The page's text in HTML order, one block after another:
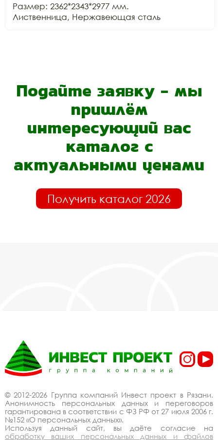
Размер: 2362*2343*2977 мм.
Лиственница, Нержавеющая сталь
Подайте заявку - мы
пришлём
интересующий вас
каталог с
актуальными ценами
Получить каталог 2026
© 2012-2026 Группа компаний Инвест проект в Рязани.
Анонимность персональных данных и переговоров
гарантирована в соответствии с ФЗ РФ от 27 июля 2006 г.
№152 «О персональных данных».
Используя данный сайт, вы даёте согласие на
обработку ваших персональных данных и файлов